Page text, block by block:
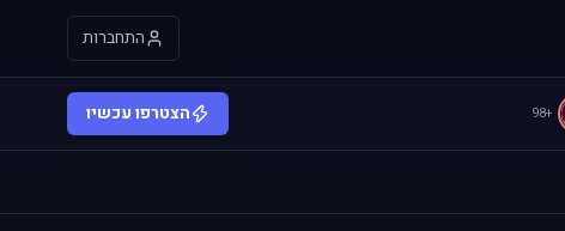
התחברות
+98 הצטרפו עכשיו